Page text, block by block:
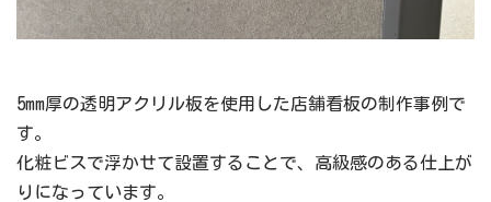
5mm厚の透明アクリル板を使用した店舗看板の制作事例で
す。
化粧ビスで浮かせて設置することで、高級感のある仕上が
りになっています。